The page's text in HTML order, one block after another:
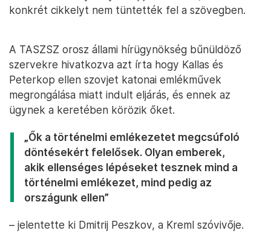
konkrét cikkelyt nem tüntették fel a szövegben.
A TASZSZ orosz állami hírügynökség bűnüldöző
szervekre hivatkozva azt írta hogy Kallas és
Peterkop ellen szovjet katonai emlékművek
megrongálása miatt indult eljárás, és ennek az
ügynek a keretében körözik őket.
„Ők a történelmi emlékezetet megcsúfoló
döntésekért felelősek. Olyan emberek,
akik ellenséges lépéseket tesznek mind a
történelmi emlékezet, mind pedig az
országunk ellen”
– jelentette ki Dmitrij Peszkov, a Kreml szóvivője.